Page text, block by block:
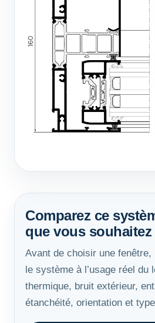
Comparez ce
que vous
Avant de choisir une
le système à l’usage réel du
thermique, bruit extérieur,
étanchéité, orientation et